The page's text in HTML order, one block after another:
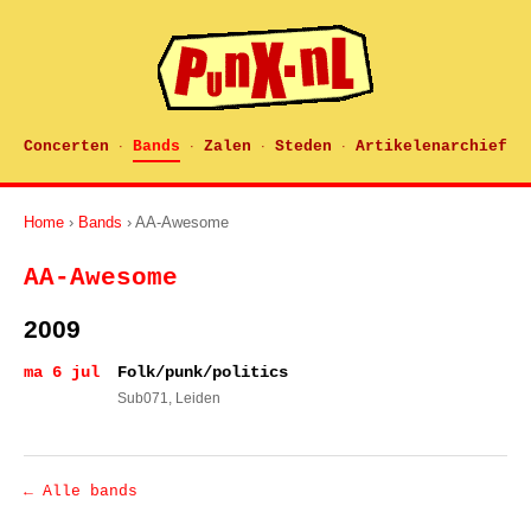
Concerten · Bands · Zalen · Steden · Artikelenarchief
Home › Bands › AA-Awesome
AA-Awesome
2009
ma 6 jul Folk/punk/politics
Sub071, Leiden
← Alle bands